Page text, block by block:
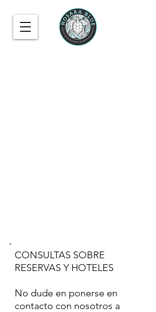
CONSULTAS SOBRE
RESERVAS Y HOTELES
No dude en ponerse en
contacto con nosotros a